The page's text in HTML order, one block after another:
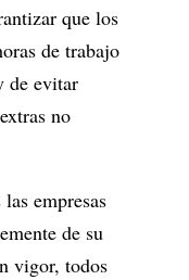
que los
de trabajo
de evitar
no
empresas
de su
vigor, todos